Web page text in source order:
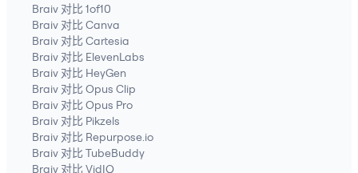
Braiv 对比 1of10
Braiv 对比 Canva
Braiv 对比 Cartesia
Braiv 对比 ElevenLabs
Braiv 对比 HeyGen
Braiv 对比 Opus Clip
Braiv 对比 Opus Pro
Braiv 对比 Pikzels
Braiv 对比 Repurpose.io
Braiv 对比 TubeBuddy
Braiv 对比 VidIQ